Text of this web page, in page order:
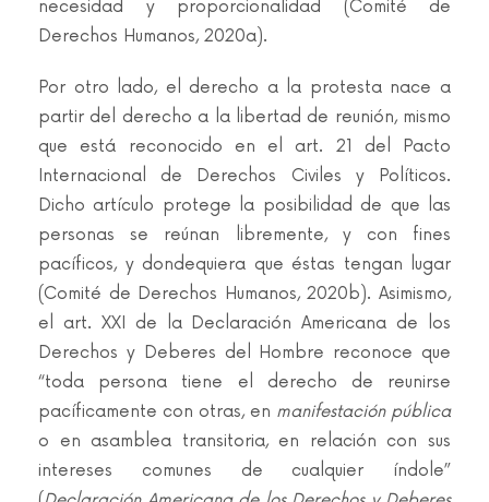
necesidad y proporcionalidad (Comité de
Derechos Humanos, 2020a).
Por otro lado, el derecho a la protesta nace a
partir del derecho a la libertad de reunión, mismo
que está reconocido en el art. 21 del Pacto
Internacional de Derechos Civiles y Políticos.
Dicho artículo protege la posibilidad de que las
personas se reúnan libremente, y con fines
pacíficos, y dondequiera que éstas tengan lugar
(Comité de Derechos Humanos, 2020b). Asimismo,
el art. XXI de la Declaración Americana de los
Derechos y Deberes del Hombre reconoce que
“toda persona tiene el derecho de reunirse
pacíficamente con otras, en manifestación pública
o en asamblea transitoria, en relación con sus
intereses comunes de cualquier índole”